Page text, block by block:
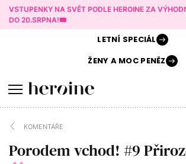
VSTUPENKY NA SVĚT PODLE HEROINE ZA
DO 20.SRPNA!🎟️
LETNÍ SPECIÁL
ŽENY AMOC PENĚZ
KOMENTÁŘE
Porodem vchod! #9